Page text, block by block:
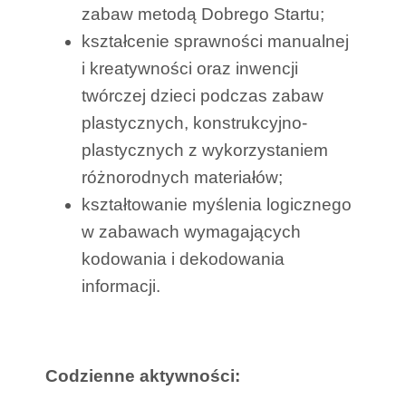
zabaw metodą Dobrego Startu;
kształcenie sprawności manualnej
i kreatywności oraz inwencji
twórczej dzieci podczas zabaw
plastycznych, konstrukcyjno-
plastycznych z wykorzystaniem
różnorodnych materiałów;
kształtowanie myślenia logicznego
w zabawach wymagających
kodowania i dekodowania
informacji.
Codzienne aktywności: